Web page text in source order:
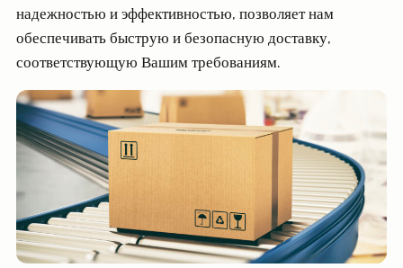
надежностью и эффективностью, позволяет нам
обеспечивать быструю и безопасную доставку,
соответствующую Вашим требованиям.